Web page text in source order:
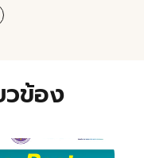
วข้อง